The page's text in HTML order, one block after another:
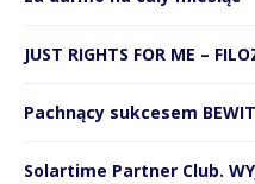
JUST RIGHTS FOR ME –
Pachnący sukcesem
Solartime Partner Club.